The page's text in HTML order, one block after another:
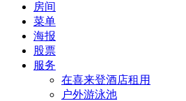
房间
菜单
海报
股票
服务
在喜来登酒店租用
户外游泳池